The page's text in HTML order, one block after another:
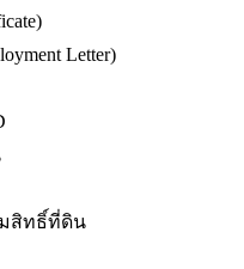
Letter)
มสิทธิ์ที่ดิน